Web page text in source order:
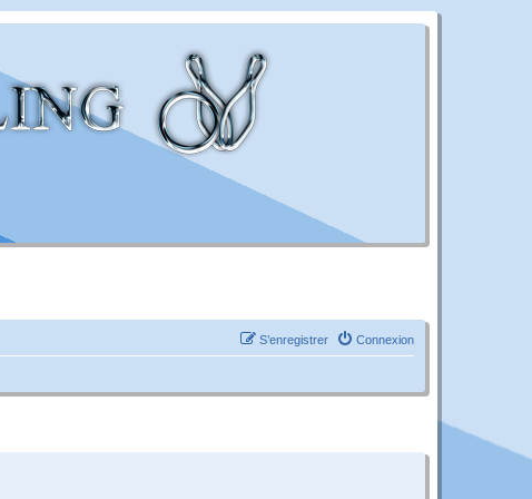
Connexion
S’enregistrer